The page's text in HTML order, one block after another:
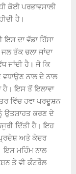
ਕੋਈ ਪਰਭਾਵਸਾਲੀ
ਹੈ।
ਦਾ ਵੱਡਾ ਹਿੱਸਾ
ਤੱਕ ਚਲਾ ਜਾਂਦਾ
ਜਾਂਦੀ ਹੈ। ਜੋ ਕਿ
ਨਾਲ ਦੇ ਨਾਲ
ਹੈ। ਇਸ ਤੋਂ ਇਲਾਵਾ
ਵਿੱਚ ਹਵਾ ਪਰਦੂਸ਼ਨ
ਉਤਸ਼ਾਹਤ ਕਰਣ ਦੇ
ਦਿੱਤੀ ਹੈ। ਇਹ
ਪ੍ਰਦੇਸ਼ ਅਤੇ ਕੇਦਰ
ਇਸ ਮਹਿੰਮ ਨਾਲ
ਤੇ ਵੀ ਕੰਟਰੌਲ